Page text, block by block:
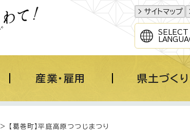
サイトマップ
SELECT
産業・雇用 県土づくり
> 【葛巻町】平庭高原つつじまつり